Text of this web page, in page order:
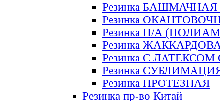
Резинка БАШМАЧНАЯ
Резинка
Резинка П/А
Резинка
Резинка С ЛАТЕКСОМ
Резинка
Резинка ПРОТЕЗНАЯ
Резинка пр-во Китай